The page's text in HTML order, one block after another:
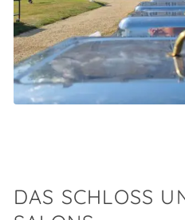
DAS SCHLOSS